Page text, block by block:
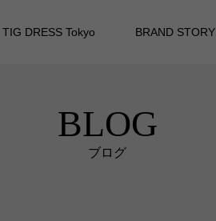
TIG DRESS Tokyo BRAND STORY
BLOG
ブログ